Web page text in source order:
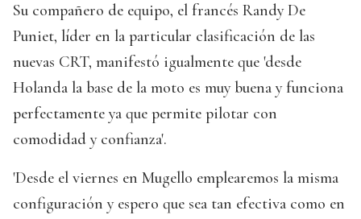
Su compañero de equipo, el francés Randy De
Puniet, líder en la particular clasificación de las
nuevas CRT, manifestó igualmente que 'desde
Holanda la base de la moto es muy buena y funciona
perfectamente ya que permite pilotar con
comodidad y confianza'.
'Desde el viernes en Mugello emplearemos la misma
configuración y espero que sea tan efectiva como en